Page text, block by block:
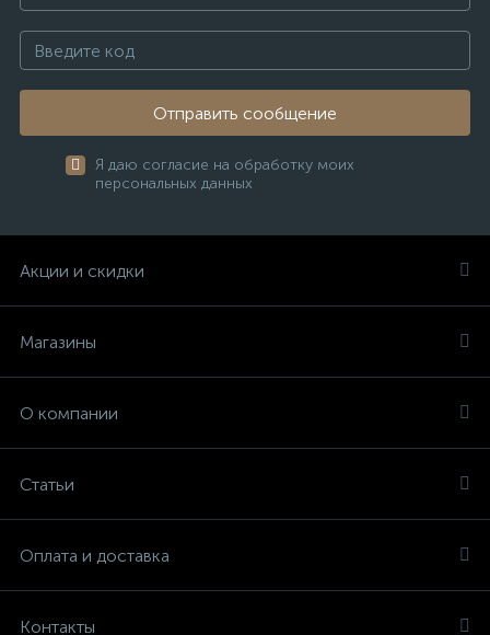
Отправить сообщение
Я даю согласие на обработку моих
персональных данных
Акции и скидки
Магазины
О компании
Статьи
Оплата и доставка
Контакты